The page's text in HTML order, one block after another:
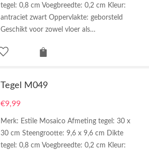
tegel: 0,8 cm Voegbreedte: 0,2 cm Kleur:
antraciet zwart Oppervlakte: geborsteld
Geschikt voor zowel vloer als…
Tegel M049
€9,99
Merk: Estile Mosaico Afmeting tegel: 30 x
30 cm Steengrootte: 9,6 x 9,6 cm Dikte
tegel: 0,8 cm Voegbreedte: 0,2 cm Kleur: